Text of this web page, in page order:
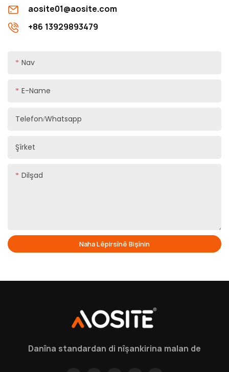
aosite01@aosite.com
+86 13929893479
Nav
E-Name
Telefon/whatsapp
Şîrket
Dilşad
Naha Lêpirsînê Bişînin
Danîna standardan di nîşankirina malan de